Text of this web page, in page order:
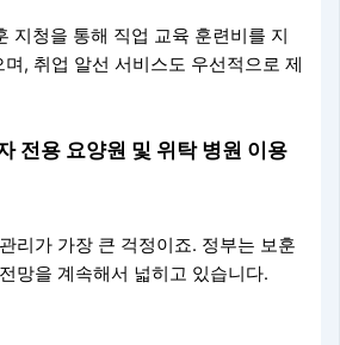
지청을 통해 직업 교육 훈련비를 지
며, 취업 알선 서비스도 우선적으로 제
전용 요양원 및 위탁 병원 이용
리가 가장 큰 걱정이죠. 정부는 보훈
망을 계속해서 넓히고 있습니다.